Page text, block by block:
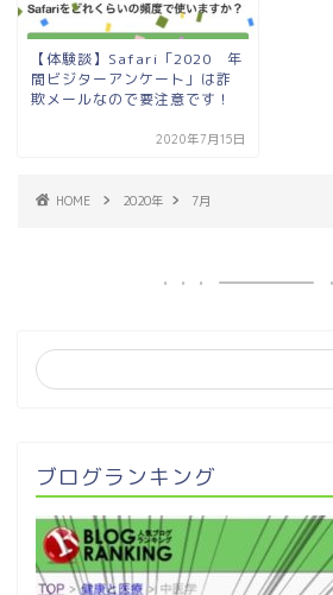
【体験談】Safari「2020 年
間ビジターアンケート」は詐
欺メールなので要注意です！
2020年7月15日
HOME 2020年 7月
ブログランキング